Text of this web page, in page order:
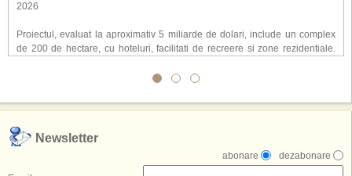
2026
Proiectul, evaluat la aproximativ 5 miliarde de dolari, include un complex
de 200 de hectare, cu hoteluri, facilitati de recreere si zone rezidentiale.
atragerea a pana la 10 milioane de turisti anual. �Luna� ar putea deveni
exclusiv simularea suprafetei lunare.
,,Credem ca exista sanse mari sa anuntam nu doar o locatie, ci poate mai
multe'', a declarat Michael R. Henderson, cofondator al Moon World
Resorts, citat de Gulf News. Potrivit acestuia, 2026 ar putea deveni un an
Newsletter
dezabonare
abonare